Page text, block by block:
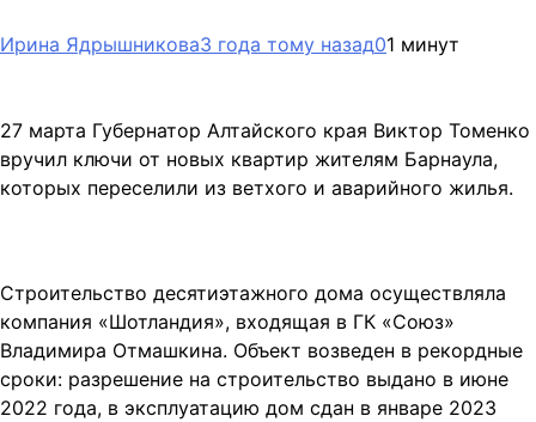
Ирина Ядрышникова3 года тому назад01 минут
27 марта Губернатор Алтайского края Виктор Томенко
вручил ключи от новых квартир жителям Барнаула,
которых переселили из ветхого и аварийного жилья.
Строительство десятиэтажного дома осуществляла
компания «Шотландия», входящая в ГК «Союз»
Владимира Отмашкина. Объект возведен в рекордные
сроки: разрешение на строительство выдано в июне
2022 года, в эксплуатацию дом сдан в январе 2023